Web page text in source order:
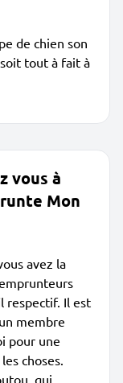
de chien son
tout à fait à
vous à
Mon
avez la
respectif. Il est
membre
pour une
choses.
qui